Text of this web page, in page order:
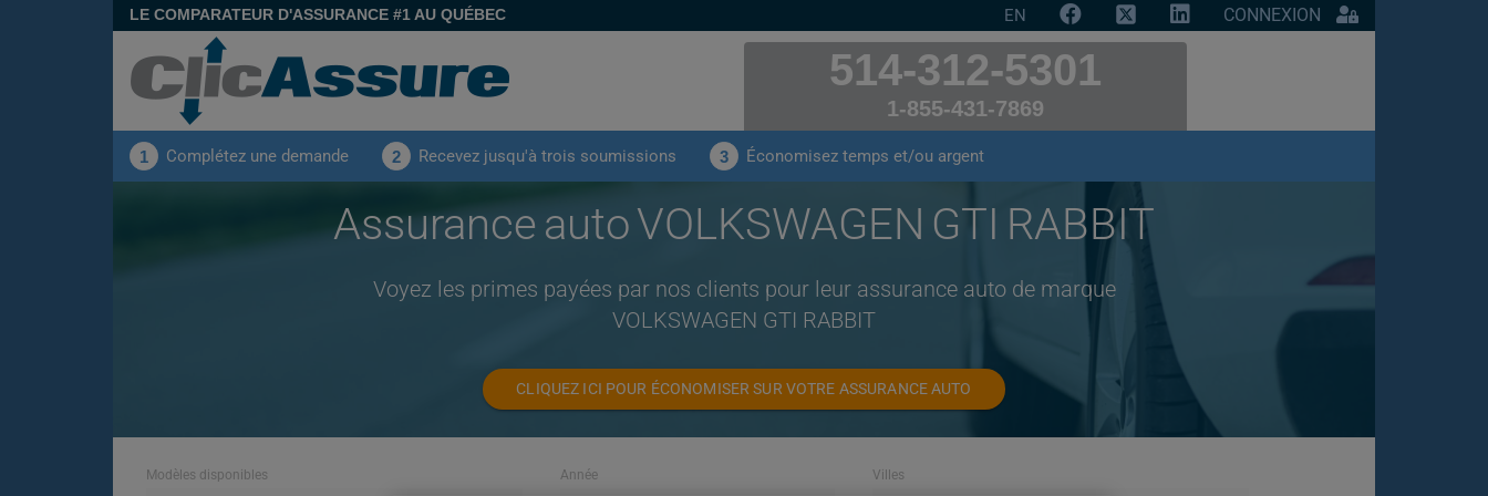
LE COMPARATEUR D'ASSURANCE #1 AU QUÉBEC EN CONNEXION
514-312-5301
1-855-431-7869
1 Complétez une demande 2 Recevez jusqu'à trois soumissions 3 Économisez temps et/ou argent
Assurance auto VOLKSWAGEN GTI RABBIT
Voyez les primes payées par nos clients pour leur assurance auto de marque
VOLKSWAGEN GTI RABBIT
CLIQUEZ ICI POUR ÉCONOMISER SUR VOTRE ASSURANCE AUTO
Modèles disponibles Année Villes